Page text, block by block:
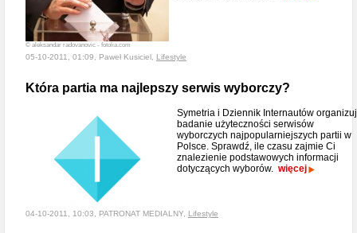
© aleksandar radovanovic - fotolia.com
05-10-2011, 01:09, Paweł Kusiciel, Lifestyle
Która partia ma najlepszy serwis wyborczy?
Symetria i Dziennik Internautów
badanie użyteczności serwisów
wyborczych najpopularniejszych partii w
Polsce. Sprawdź, ile czasu zajmie Ci
znalezienie podstawowych informacji
dotyczących wyborów. więcej
04-10-2011, 10:03, PATRONAT MEDIALNY, Lifestyle